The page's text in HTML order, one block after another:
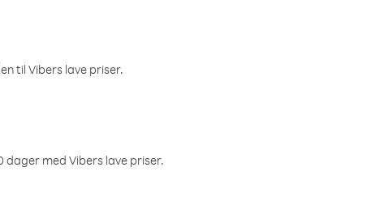
til Vibers lave priser.
med Vibers lave priser.